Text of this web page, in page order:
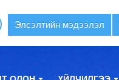
Элсэлтийн мэдээлэл